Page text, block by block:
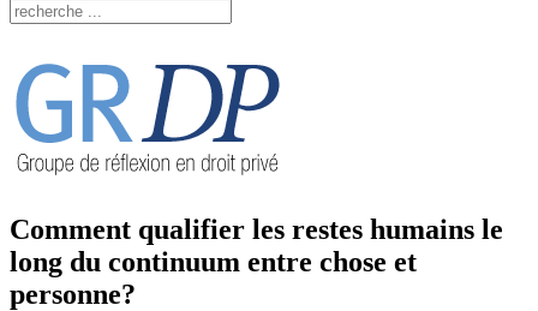
Comment qualifier les restes humains le
long du continuum entre chose et
personne?